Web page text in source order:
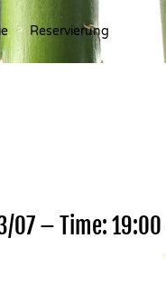
Reservierung
07 – Time: